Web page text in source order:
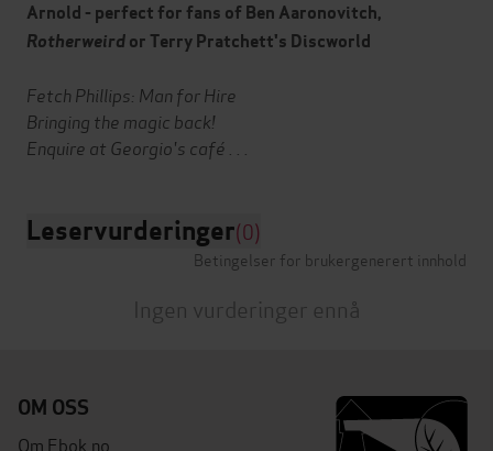
Arnold - perfect for fans of Ben Aaronovitch,
Rotherweirdor Terry Pratchett's Discworld
Fetch Phillips: Man for Hire
Bringing the magic back!
Enquire at Georgio's café . . .
Leservurderinger(0)
Betingelser for brukergenerert innhold
Ingen vurderinger ennå
OM OSS
Om Ebok.no